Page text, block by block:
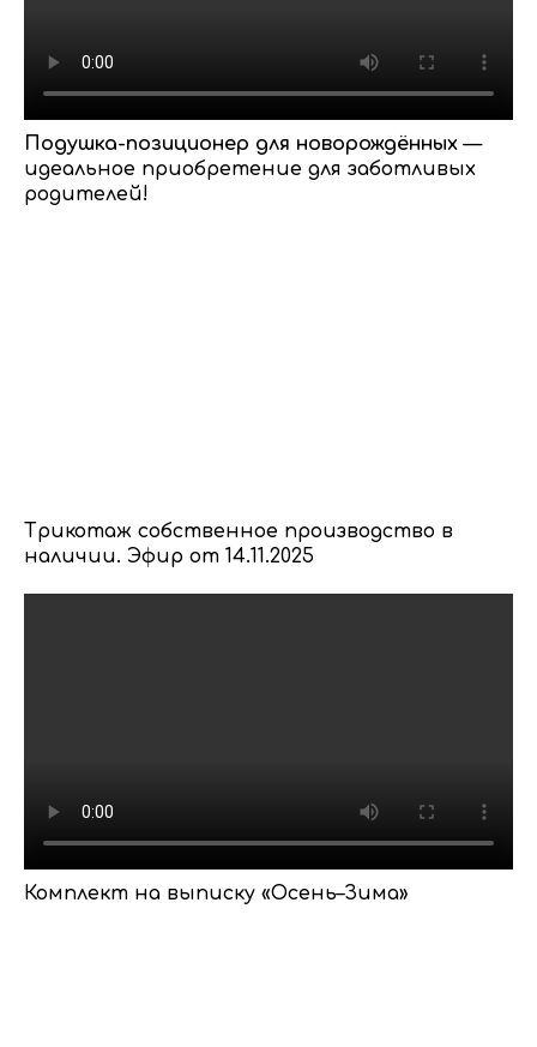
Подушка-позиционер для новорождённых —
идеальное приобретение для заботливых
родителей!
Трикотаж собственное производство в
наличии. Эфир от 14.11.2025
Комплект на выписку «Осень–Зима»